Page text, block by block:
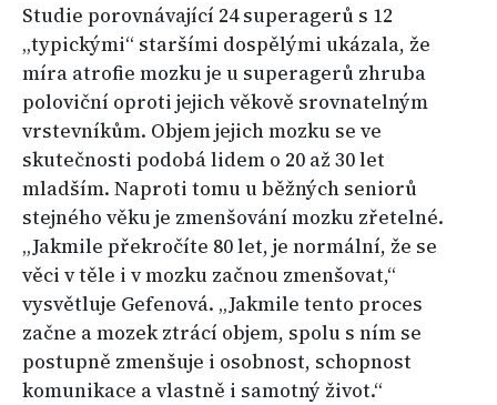
Studie porovnávající 24 superagerů s 12
„typickými“ staršími dospělými ukázala, že
míra atrofie mozku je u superagerů zhruba
poloviční oproti jejich věkově srovnatelným
vrstevníkům. Objem jejich mozku se ve
skutečnosti podobá lidem o 20 až 30 let
mladším. Naproti tomu u běžných seniorů
stejného věku je zmenšování mozku zřetelné.
„Jakmile překročíte 80 let, je normální, že se
věci v těle i v mozku začnou zmenšovat,“
vysvětluje Gefenová. „Jakmile tento proces
začne a mozek ztrácí objem, spolu s ním se
postupně zmenšuje i osobnost, schopnost
komunikace a vlastně i samotný život.“